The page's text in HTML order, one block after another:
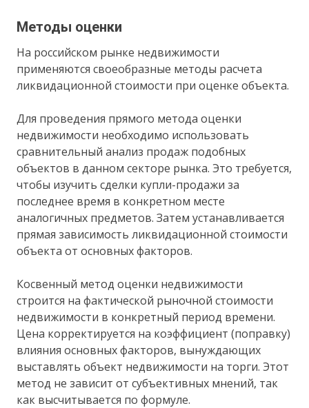
Методы оценки
На российском рынке недвижимости
применяются своеобразные методы расчета
ликвидационной стоимости при оценке объекта.
Для проведения прямого метода оценки
недвижимости необходимо использовать
сравнительный анализ продаж подобных
объектов в данном секторе рынка. Это требуется,
чтобы изучить сделки купли-продажи за
последнее время в конкретном месте
аналогичных предметов. Затем устанавливается
прямая зависимость ликвидационной стоимости
объекта от основных факторов.
Косвенный метод оценки недвижимости
строится на фактической рыночной стоимости
недвижимости в конкретный период времени.
Цена корректируется на коэффициент (поправку)
влияния основных факторов, вынуждающих
выставлять объект недвижимости на торги. Этот
метод не зависит от субъективных мнений, так
как высчитывается по формуле.